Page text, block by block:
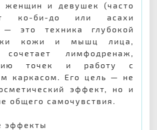
женщин и девушек (часто
ко-би-до или асахи
— это техника глубокой
кожи и мышц лица,
сочетает лимфодренаж,
точек и работу с
каркасом. Его цель — не
эффект, но и
общего самочувствия.
эффекты